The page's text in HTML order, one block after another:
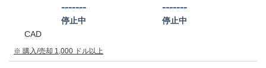
CAD
-------
停止中
-------
停止中
※ 購入/売却 1,000 ドル以上